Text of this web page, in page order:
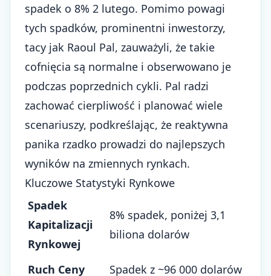
spadek o 8% 2 lutego. Pomimo powagi
tych spadków, prominentni inwestorzy,
tacy jak Raoul Pal, zauważyli, że takie
cofnięcia są normalne i obserwowano je
podczas poprzednich cykli. Pal radzi
zachować cierpliwość i planować wiele
scenariuszy, podkreślając, że reaktywna
panika rzadko prowadzi do najlepszych
wyników na zmiennych rynkach.
Kluczowe Statystyki Rynkowe
Spadek
Kapitalizacji
Rynkowej
8% spadek, poniżej 3,1
biliona dolarów
Ruch Ceny
Spadek z ~96 000 dolarów